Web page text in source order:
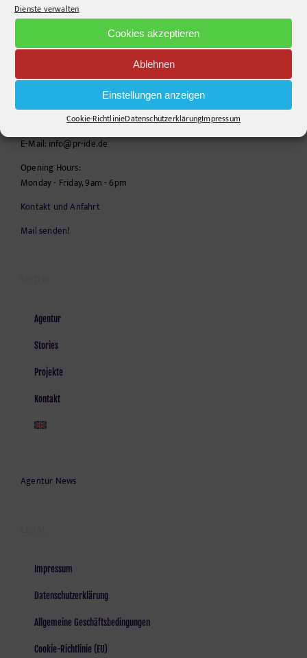
Dienste verwalten
Cookies akzeptieren
Ablehnen
Einstellungen anzeigen
Cookie-RichtlinieDatenschutzerklärungImpressum
E-Mail: info@pr-ide.de
Opening Hours:
Monday - Friday, 9am - 6pm
Kontakt und Anfahrt
Mail senden!
Agentur
Stories
Projekte
Kontakt
Agentur News
Impressum
Datenschutzerklärung
Allgemeine Geschäftsbedingungen
Cookie-Richtlinie (EU)